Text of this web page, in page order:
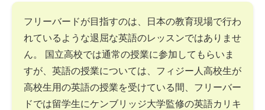
フリーバードが目指すのは、日本の教育現場で行わ
れているような退屈な英語のレッスンではありませ
ん。 国立高校では通常の授業に参加してもらいま
すが、英語の授業については、フィジー人高校生が
高校生用の英語の授業を受けている間、フリーバー
ドでは留学生にケンブリッジ大学監修の英語カリキ